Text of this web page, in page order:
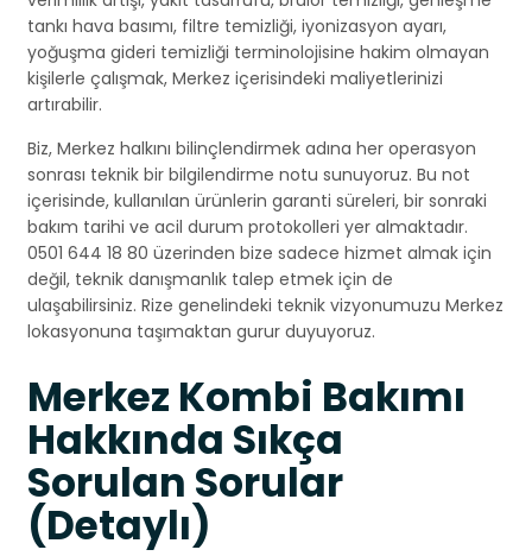
tankı hava basımı, filtre temizliği, iyonizasyon ayarı,
yoğuşma gideri temizliği terminolojisine hakim olmayan
kişilerle çalışmak, Merkez içerisindeki maliyetlerinizi
artırabilir.
Biz, Merkez halkını bilinçlendirmek adına her operasyon
sonrası teknik bir bilgilendirme notu sunuyoruz. Bu not
içerisinde, kullanılan ürünlerin garanti süreleri, bir sonraki
bakım tarihi ve acil durum protokolleri yer almaktadır.
0501 644 18 80 üzerinden bize sadece hizmet almak için
değil, teknik danışmanlık talep etmek için de
ulaşabilirsiniz. Rize genelindeki teknik vizyonumuzu Merkez
lokasyonuna taşımaktan gurur duyuyoruz.
Merkez Kombi Bakımı
Hakkında Sıkça
Sorulan Sorular
(Detaylı)